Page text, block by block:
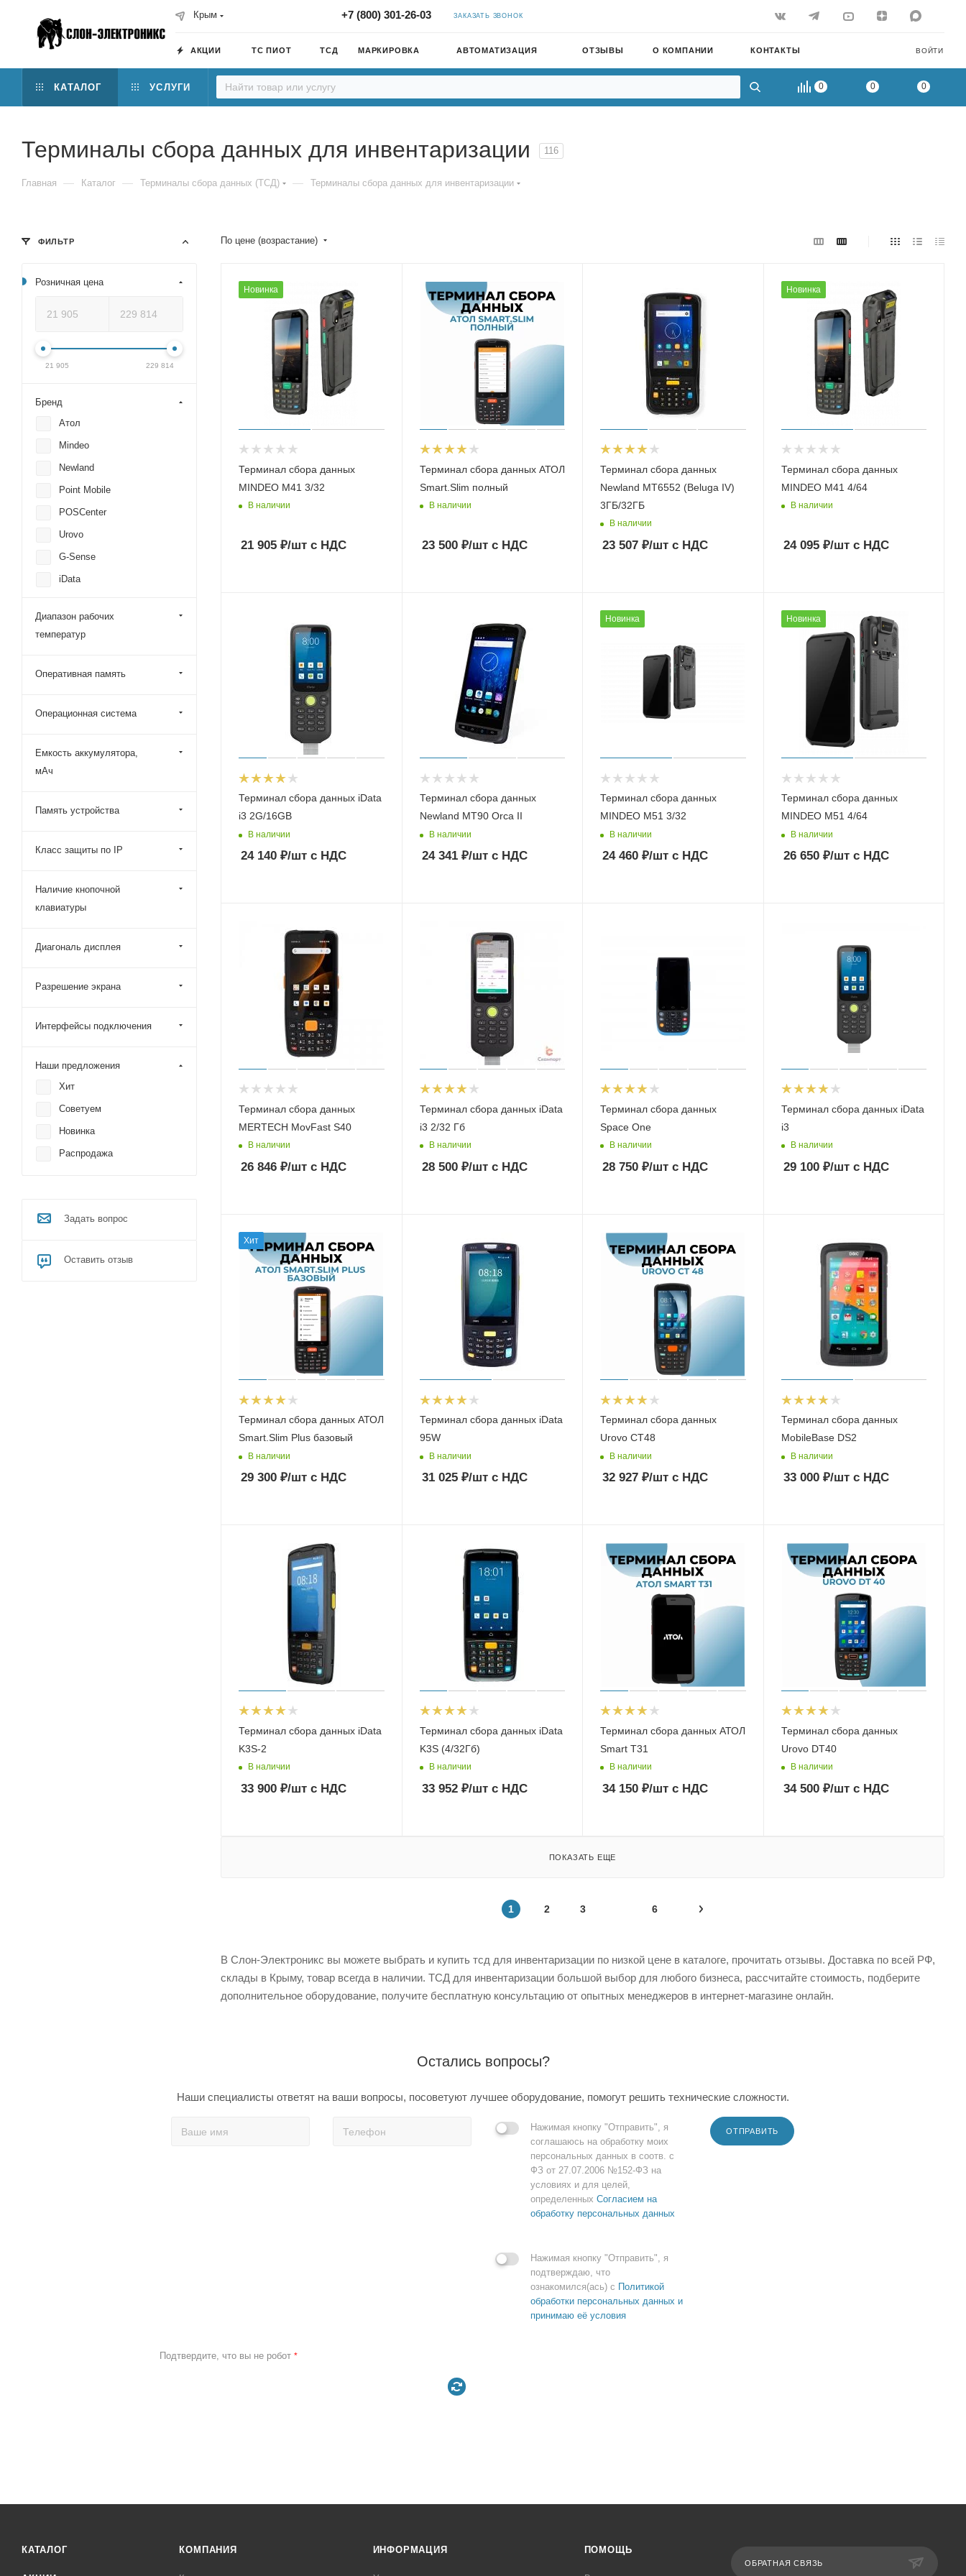
Крым +7 (800) 301-26-03 ЗАКАЗАТЬ ЗВОНОК
ВОЙТИ
АКЦИИ ТС ПИОТ ТСД МАРКИРОВКА АВТОМАТИЗАЦИЯ ОТЗЫВЫ О КОМПАНИИ КОНТАКТЫ
0 0 0
КАТАЛОГ УСЛУГИ
Терминалы сбора данных для инвентаризации 116
Главная — Каталог — Терминалы сбора данных (ТСД) — Терминалы сбора данных для инвентаризации
По цене (возрастание)
Новинка
Терминал сбора данных
MINDEO M41 3/32
В наличии
21 905 ₽/шт с НДС
Терминал сбора данных АТОЛ
Smart.Slim полный
В наличии
23 500₽/штс НДС
Терминал сбора данных
Newland MT6552 (Beluga IV)
3ГБ/32ГБ
В наличии
23 507 ₽/шт с НДС
Новинка
Терминал сбора данных
MINDEO M41 4/64
В наличии
24 095₽/штс НДС
Терминал сбора данных iData
i3 2G/16GB
В наличии
24 140 ₽/шт с НДС
Терминал сбора данных
Newland MT90 Orca II
В наличии
24 341₽/штс НДС
Новинка
Терминал сбора данных
MINDEO M51 3/32
В наличии
24 460 ₽/шт с НДС
Новинка
Терминал сбора данных
MINDEO M51 4/64
В наличии
26 650₽/штс НДС
Терминал сбора данных
MERTECH MovFast S40
В наличии
26 846 ₽/шт с НДС
Терминал сбора данных iData
i3 2/32 Гб
В наличии
28 500₽/штс НДС
Терминал сбора данных
Space One
В наличии
28 750 ₽/шт с НДС
Терминал сбора данных iData
i3
В наличии
29 100₽/штс НДС
Хит
Терминал сбора данных АТОЛ
Smart.Slim Plus базовый
В наличии
29 300 ₽/шт с НДС
Терминал сбора данных iData
95W
В наличии
31 025₽/штс НДС
Терминал сбора данных
Urovo CT48
В наличии
32 927 ₽/шт с НДС
Терминал сбора данных
MobileBase DS2
В наличии
33 000₽/штс НДС
Терминал сбора данных iData
K3S-2
В наличии
33 900 ₽/шт с НДС
Терминал сбора данных iData
K3S (4/32Гб)
В наличии
33 952₽/штс НДС
Терминал сбора данных АТОЛ
Smart T31
В наличии
34 150 ₽/шт с НДС
Терминал сбора данных
Urovo DT40
В наличии
34 500₽/штс НДС
ПОКАЗАТЬ ЕЩЕ
1 2 3 6
В Слон-Электроникс вы можете выбрать и купить тсд для инвентаризации по низкой цене в каталоге, прочитать отзывы. Доставка по всей РФ,
склады в Крыму, товар всегда в наличии. ТСД для инвентаризации большой выбор для любого бизнеса, рассчитайте стоимость, подберите
дополнительное оборудование, получите бесплатную консультацию от опытных менеджеров в интернет-магазине онлайн.
ФИЛЬТР
Розничная цена
21 905 229 814
Бренд
Атол
Mindeo
Newland
Point Mobile
POSCenter
Urovo
G-Sense
iData
Mertech (Mercury)
Диапазон рабочих
температур
Оперативная память
Операционная система
Емкость аккумулятора,
мАч
Память устройства
Класс защиты по IP
Наличие кнопочной
клавиатуры
Диагональ дисплея
Разрешение экрана
Интерфейсы подключения
Наши предложения
Хит
Советуем
Новинка
Распродажа
Задать вопрос
Оставить отзыв
Остались вопросы?
Наши специалисты ответят на ваши вопросы, посоветуют лучшее оборудование, помогут решить технические сложности.
Нажимая кнопку "Отправить", я
соглашаюсь на обработку моих
персональных данных в соотв. с
ФЗ от 27.07.2006 №152-ФЗ на
условиях и для целей,
определенных Согласием на
обработку персональных данных
Нажимая кнопку "Отправить", я
подтверждаю, что
ознакомился(ась) с Политикой
обработки персональных данных и
принимаю её условия
ОТПРАВИТЬ
Подтвердите, что вы не робот *
КАТАЛОГ КОМПАНИЯ ИНФОРМАЦИЯ ПОМОЩЬ
ОБРАТНАЯ СВЯЗЬ